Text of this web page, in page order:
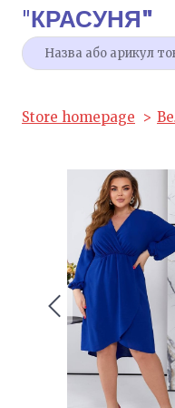
"КРАСУНЯ"
Store homepage